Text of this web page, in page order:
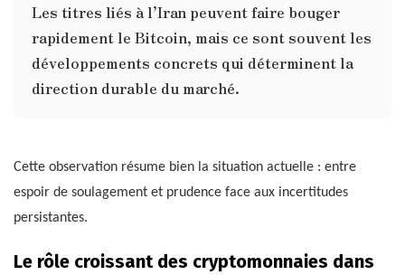
Les titres liés à l’Iran peuvent faire bouger
rapidement le Bitcoin, mais ce sont souvent les
développements concrets qui déterminent la
direction durable du marché.
Cette observation résume bien la situation actuelle : entre
espoir de soulagement et prudence face aux incertitudes
persistantes.
Le rôle croissant des cryptomonnaies dans